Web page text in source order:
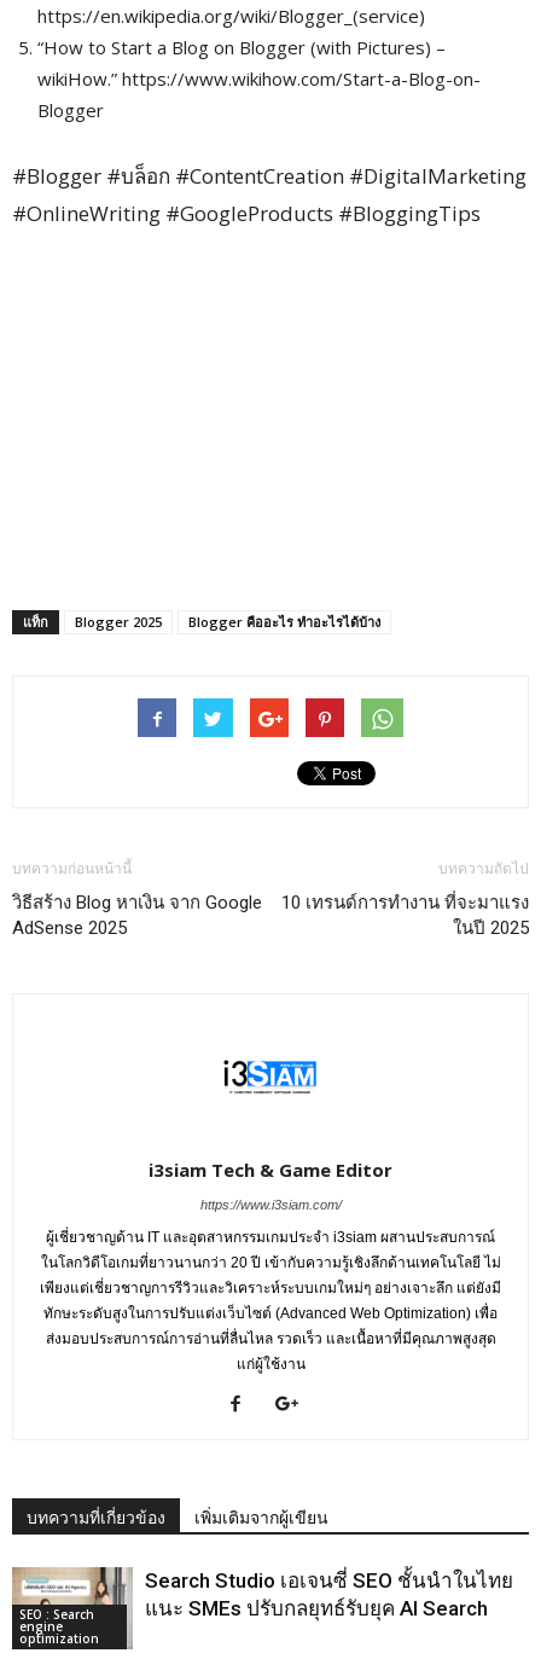
https://en.wikipedia.org/wiki/Blogger_(service)
“How to Start a Blog on Blogger (with Pictures) –
wikiHow.” https://www.wikihow.com/Start-a-Blog-on-
Blogger
#Blogger #บล็อก #ContentCreation #DigitalMarketing
#OnlineWriting #GoogleProducts #BloggingTips
แท็ก Blogger 2025 Blogger คืออะไร ทำอะไรได้บ้าง
บทความก่อนหน้านี้
วิธีสร้าง Blog หาเงิน จาก Google
AdSense 2025
บทความถัดไป
10 เทรนด์การทำงาน ที่จะมาแรง
ในปี 2025
i3siam Tech & Game Editor
https://www.i3siam.com/
ผู้เชี่ยวชาญด้าน IT และอุตสาหกรรมเกมประจำ i3siam ผสานประสบการณ์
ในโลกวิดีโอเกมที่ยาวนานกว่า 20 ปี เข้ากับความรู้เชิงลึกด้านเทคโนโลยี ไม่
เพียงแต่เชี่ยวชาญการรีวิวและวิเคราะห์ระบบเกมใหม่ๆ อย่างเจาะลึก แต่ยังมี
ทักษะระดับสูงในการปรับแต่งเว็บไซต์ (Advanced Web Optimization) เพื่อ
ส่งมอบประสบการณ์การอ่านที่ลื่นไหล รวดเร็ว และเนื้อหาที่มีคุณภาพสูงสุด
แก่ผู้ใช้งาน
บทความที่เกี่ยวข้อง เพิ่มเติมจากผู้เขียน
SEO : Search
engine
optimization
Search Studio เอเจนซี่ SEO ชั้นนําในไทย
แนะ SMEs ปรับกลยุทธ์รับยุค AI Search